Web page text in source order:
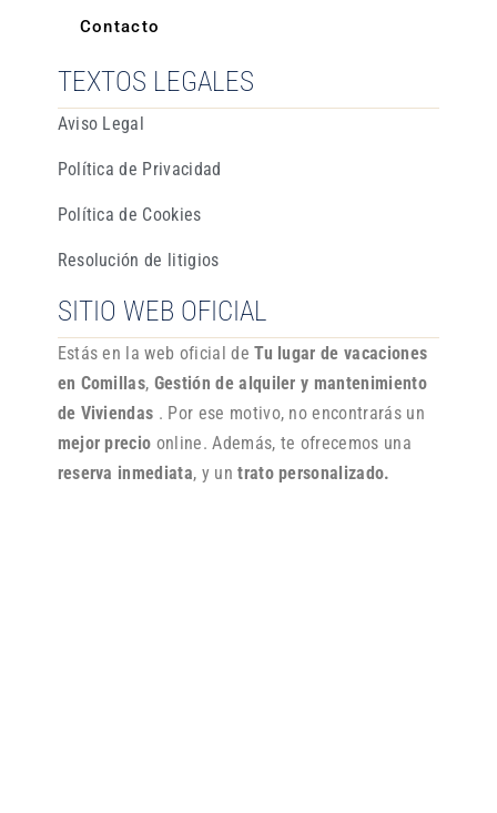
Contacto
TEXTOS LEGALES
Aviso Legal
Política de Privacidad
Política de Cookies
Resolución de litigios
SITIO WEB OFICIAL
Estás en la web oficial deTu lugar de vacaciones
en Comillas, Gestión de alquiler y mantenimiento
de Viviendas . Por ese motivo, no encontrarás un
mejor precio online. Además, te ofrecemos una
reserva inmediata, y untrato personalizado.